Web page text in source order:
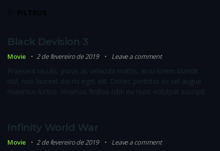
Black Devision 3
Movie 2 de fevereiro de 2019 Leave a comment
Praesent iaculis, purus ac vehicula mattis, arcu lorem blandit
nisl, non laoreet dui mi eget elit. Donec porttitor ex vel augue
maximus luctus. Vivamus finibus nibh eu nunc volutpat suscipit.
Infinity World War
Movie 2 de fevereiro de 2019 Leave a comment